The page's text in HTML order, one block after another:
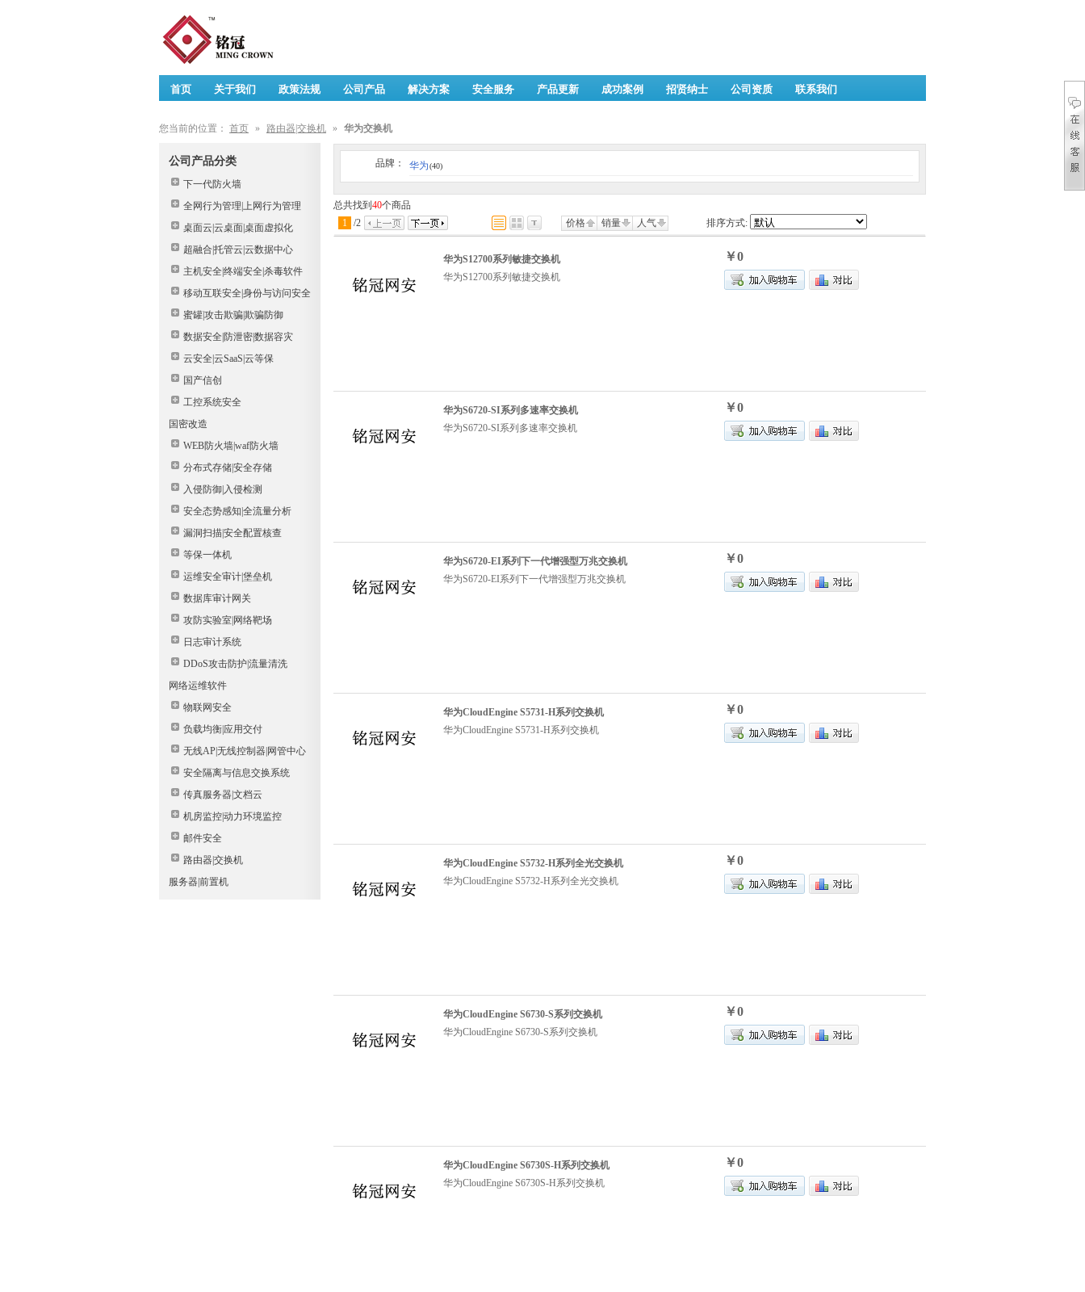
首页 关于我们 政策法规 公司产品 解决方案 安全服务 产品更新 成功案例 招贤纳士 公司资质 联系我们
您当前的位置： 首页 » 路由器|交换机 » 华为交换机
公司产品分类
下一代防火墙
全网行为管理|上网行为管理
桌面云|云桌面|桌面虚拟化
超融合|托管云|云数据中心
主机安全|终端安全|杀毒软件
移动互联安全|身份与访问安全
蜜罐|攻击欺骗|欺骗防御
数据安全|防泄密|数据容灾
云安全|云SaaS|云等保
国产信创
工控系统安全
国密改造
WEB防火墙|waf防火墙
分布式存储|安全存储
入侵防御|入侵检测
安全态势感知|全流量分析
漏洞扫描|安全配置核查
等保一体机
运维安全审计|堡垒机
数据库审计网关
攻防实验室|网络靶场
日志审计系统
DDoS攻击防护|流量清洗
网络运维软件
物联网安全
负载均衡|应用交付
无线AP|无线控制器|网管中心
安全隔离与信息交换系统
传真服务器|文档云
机房监控|动力环境监控
邮件安全
路由器|交换机
服务器|前置机
品牌： 华为(40)
总共找到 40个商品
1 /2 价格 销量 人气 排序方式:
华为S12700系列敏捷交换机
华为S12700系列敏捷交换机
￥0
华为S6720-SI系列多速率交换机
华为S6720-SI系列多速率交换机
￥0
华为S6720-EI系列下一代增强型万兆交换机
华为S6720-EI系列下一代增强型万兆交换机
￥0
华为CloudEngine S5731-H系列交换机
华为CloudEngine S5731-H系列交换机
￥0
华为CloudEngine S5732-H系列全光交换机
华为CloudEngine S5732-H系列全光交换机
￥0
华为CloudEngine S6730-S系列交换机
华为CloudEngine S6730-S系列交换机
￥0
华为CloudEngine S6730S-H系列交换机
华为CloudEngine S6730S-H系列交换机
￥0